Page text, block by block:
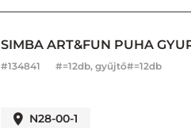
SIMBA ART&FUN PUHA
#134841 #=12db, gyűjtő#=12db
N28-00-1